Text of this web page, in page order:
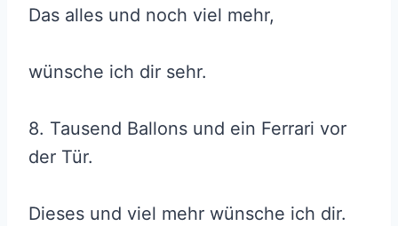
Das alles und noch viel mehr,
wünsche ich dir sehr.
8. Tausend Ballons und ein Ferrari vor
der Tür.
Dieses und viel mehr wünsche ich dir.